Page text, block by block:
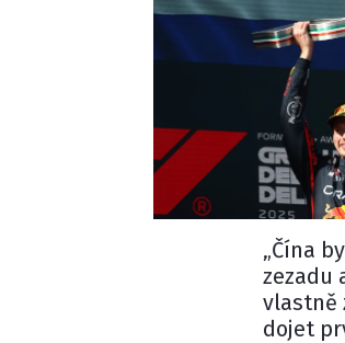
„Čína
zezadu
vlastně
dojet